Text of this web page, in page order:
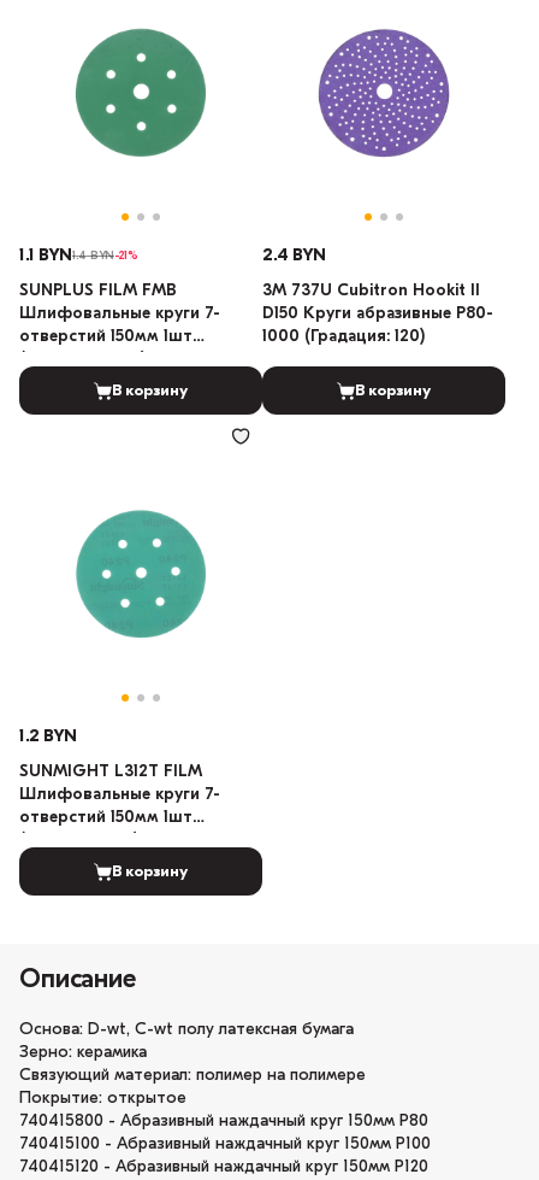
1.1 BYN1.4 BYN-21%
SUNPLUS FILM FMB
Шлифовальные круги 7-
отверстий 150мм 1шт
В корзину
2.4 BYN
3M 737U Cubitron Hookit II
D150 Круги абразивные P80-
1000 (Градация: 120)
В корзину
1.2 BYN
SUNMIGHT L312T FILM
Шлифовальные круги 7-
отверстий 150мм 1шт
В корзину
Описание
Основа: D-wt, C-wt полу латексная бумага
Зерно: керамика
Связующий материал: полимер на полимере
Покрытие: открытое
740415800 - Абразивный наждачный круг 150мм P80
740415100 - Абразивный наждачный круг 150мм P100
740415120 - Абразивный наждачный круг 150мм P120